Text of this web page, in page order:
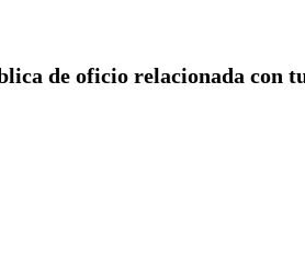
de oficio relacionada con